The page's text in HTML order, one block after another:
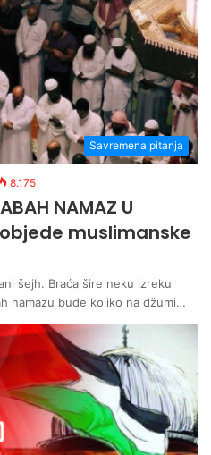
Savremena pitanja
8.175
NAMAZ U
muslimanske
šejh. Braća šire neku izreku
namazu bude koliko na džumi…